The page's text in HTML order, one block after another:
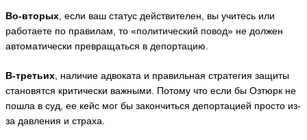
Во-вторых, если ваш статус действителен, вы учитесь или
работаете по правилам, то «политический повод» не должен
автоматически превращаться в депортацию.
В-третьих , наличие адвоката и правильная стратегия защиты
становятся критически важными. Потому что если бы Озтюрк не
пошла в суд, ее кейс мог бы закончиться депортацией просто из-
за давления и страха.